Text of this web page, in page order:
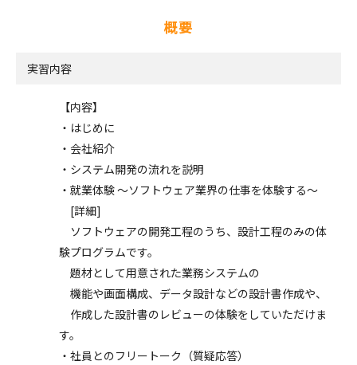
概要
実習内容
【内容】
・はじめに
・会社紹介
・システム開発の流れを説明
・就業体験 ～ソフトウェア業界の仕事を体験する～
[詳細]
ソフトウェアの開発工程のうち、設計工程のみの体
験プログラムです。
題材として用意された業務システムの
機能や画面構成、データ設計などの設計書作成や、
作成した設計書のレビューの体験をしていただけま
す。
・社員とのフリートーク（質疑応答）